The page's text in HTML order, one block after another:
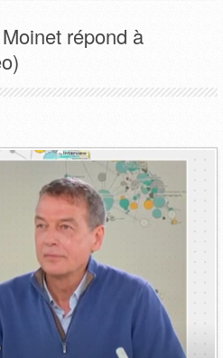
répond à